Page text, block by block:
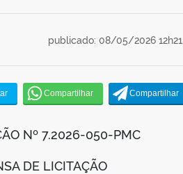
publicado: 08/05/2026 12h21,
Nº 7.2026-050-PMC
DE LICITAÇÃO